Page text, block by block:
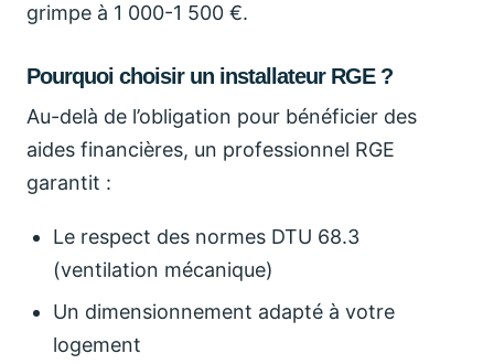
grimpe à 1 000-1 500 €.
Pourquoi choisir un installateur RGE ?
Au-delà de l’obligation pour bénéficier des
aides financières, un professionnel RGE
garantit :
Le respect des normes DTU 68.3
(ventilation mécanique)
Un dimensionnement adapté à votre
logement